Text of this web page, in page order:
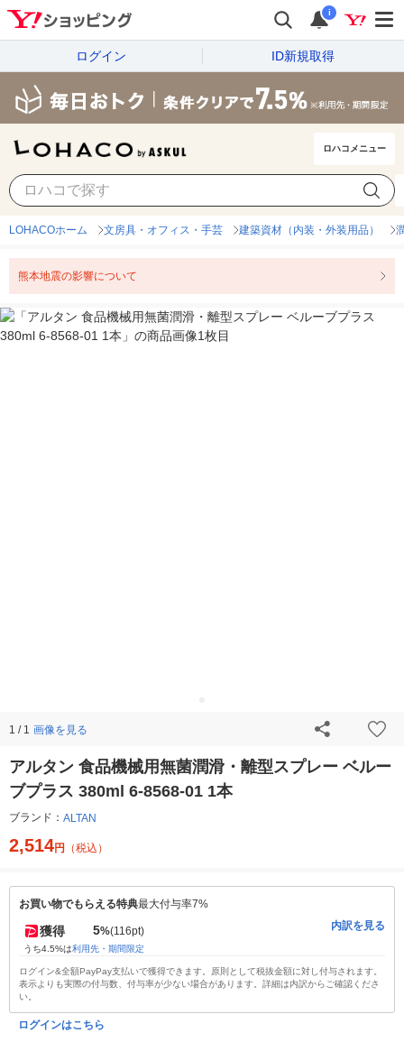
i
ログイン ID新規取得
ロハコメニュー
LOHACOホーム 文房具・オフィス・手芸 建築資材（内装・外装用品）
熊本地震の影響について
1 / 1 画像を見る
アルタン 食品機械用無菌潤滑・離型スプレー ベルー
ブプラス 380ml 6-8568-01 1本
ブランド： ALTAN
2,514円 （税込）
お買い物でもらえる特典最大付与率7%
獲得 5%(116pt)
うち4.5%は利用先・期間限定
内訳を見る
ログイン&全額PayPay支払いで獲得できます。原則として税抜金額に対し付与されます。
表示よりも実際の付与数、付与率が少ない場合があります。詳細は内訳からご確認くださ
い。
ログインはこちら